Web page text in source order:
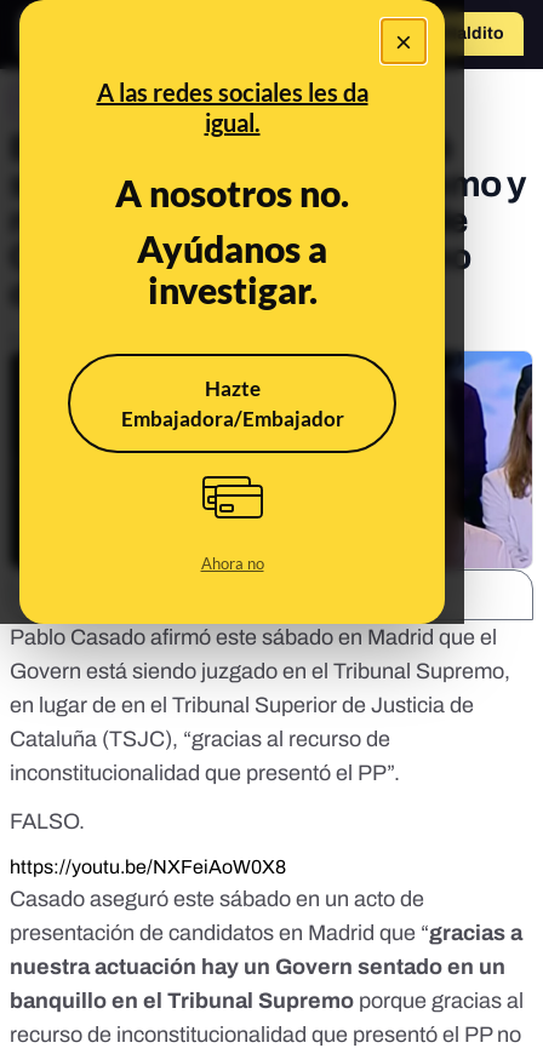
×
A las redes sociales les da
igual.
A nosotros no.
Ayúdanos a
investigar.
Hazte
Embajadora/Embajador
Ahora no
Hazte Maldito
CONTROL DEL PODER
Es falso que el Govern esté
siendo juzgado en el Supremo y
no en el Tribunal Superior de
Cataluña gracias al PP como
dice Casado
Pablo Casado afirmó este sábado en Madrid que el
Govern está siendo juzgado en el Tribunal Supremo,
en lugar de en el Tribunal Superior de Justicia de
Cataluña (TSJC), “gracias al recurso de
inconstitucionalidad que presentó el PP”.
FALSO.
https://youtu.be/NXFeiAoW0X8
Casado aseguró este sábado en un acto de
presentación de candidatos en Madrid que “gracias a
nuestra actuación hay un Govern sentado en un
banquillo en el Tribunal Supremo porque gracias al
recurso de inconstitucionalidad que presentó el PP no